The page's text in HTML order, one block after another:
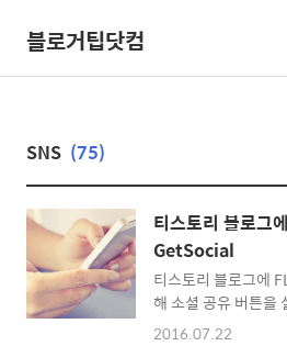
블로거팁닷컴
SNS (75)
티스토리 블로그
GetSocial
티스토리 블로그에
해 소셜 공유 버튼을
이 있다. 나 역시 최
2016.07.22